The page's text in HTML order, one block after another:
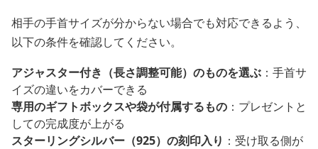
相手の手首サイズが分からない場合でも対応できるよう、
以下の条件を確認してください。
アジャスター付き（長さ調整可能）のものを選ぶ ：手首サ
イズの違いをカバーできる
専用のギフトボックスや袋が付属するもの ：プレゼントと
しての完成度が上がる
スターリングシルバー（925）の刻印入り ：受け取る側が